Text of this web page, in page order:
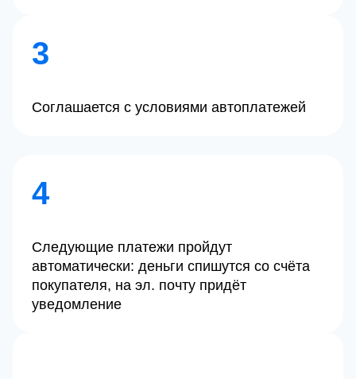
3
Cоглашается с условиями автоплатежей
4
Следующие платежи пройдут
автоматически: деньги спишутся со счёта
покупателя, на эл. почту придёт
уведомление